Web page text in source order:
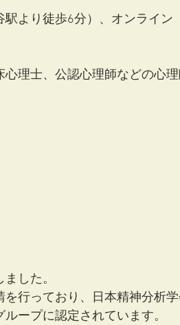
より徒歩6分）、オンライン
理士、公認心理師などの心理
した。
行っており、日本精神分析
ープに認定されています。